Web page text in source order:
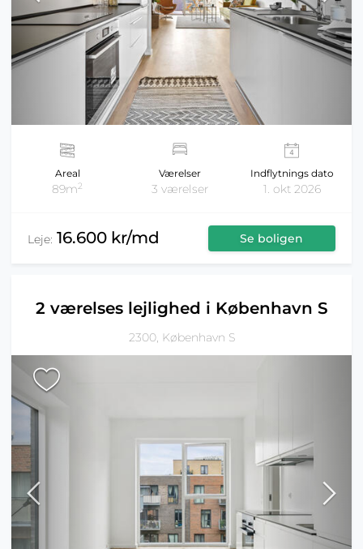
Areal
89m2
Værelser
3 værelser
Indflytnings dato
1. okt 2026
Leje: 16.600 kr/md Se boligen
2 værelses lejlighed i København S
2300, København S